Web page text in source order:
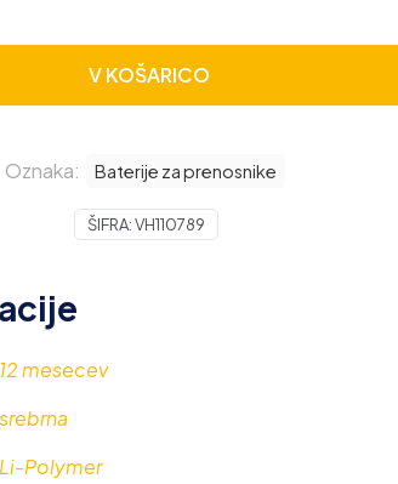
V KOŠARICO
Oznaka: Baterije za prenosnike
ŠIFRA:VH110789
12 mesecev
srebrna
Li-Polymer